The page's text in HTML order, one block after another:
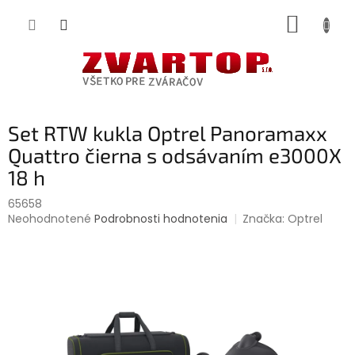
Set RTW kukla Optrel Panoramaxx
Quattro čierna s odsávaním e3000X
18 h
65658
Priemerné
Neohodnotené Podrobnosti hodnotenia Značka:Optrel